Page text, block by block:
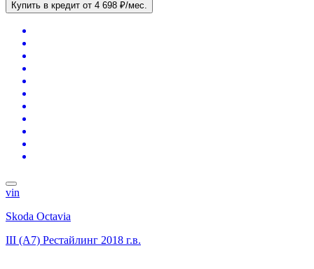
Купить в кредит от 4 698 ₽/мес.
vin
Skoda Octavia
III (A7) Рестайлинг 2018 г.в.